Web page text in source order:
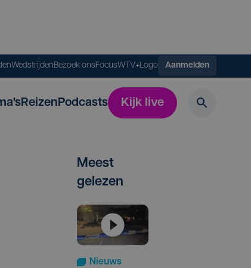
WedstrijdenBezoek onsFocusWTV+Logo Aanmelden
ReizenPodcasts Kijk live
Meest
gelezen
Nieuws